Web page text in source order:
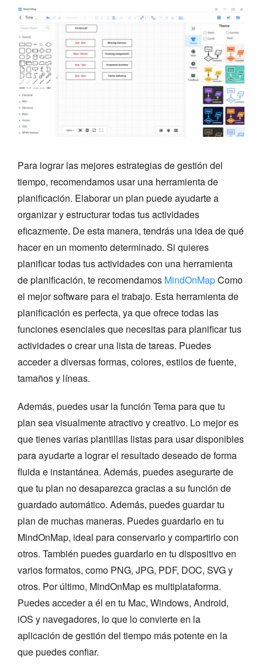
Para lograr las mejores estrategias de gestión del
tiempo, recomendamos usar una herramienta de
planificación. Elaborar un plan puede ayudarte a
organizar y estructurar todas tus actividades
eficazmente. De esta manera, tendrás una idea de qué
hacer en un momento determinado. Si quieres
planificar todas tus actividades con una herramienta
de planificación, te recomendamos MindOnMapComo
el mejor software para el trabajo. Esta herramienta de
planificación es perfecta, ya que ofrece todas las
funciones esenciales que necesitas para planificar tus
actividades o crear una lista de tareas. Puedes
acceder a diversas formas, colores, estilos de fuente,
tamaños y líneas.
Además, puedes usar la función Tema para que tu
plan sea visualmente atractivo y creativo. Lo mejor es
que tienes varias plantillas listas para usar disponibles
para ayudarte a lograr el resultado deseado de forma
fluida e instantánea. Además, puedes asegurarte de
que tu plan no desaparezca gracias a su función de
guardado automático. Además, puedes guardar tu
plan de muchas maneras. Puedes guardarlo en tu
MindOnMap, ideal para conservarlo y compartirlo con
otros. También puedes guardarlo en tu dispositivo en
varios formatos, como PNG, JPG, PDF, DOC, SVG y
otros. Por último, MindOnMap es multiplataforma.
Puedes acceder a él en tu Mac, Windows, Android,
iOS y navegadores, lo que lo convierte en la
aplicación de gestión del tiempo más potente en la
que puedes confiar.